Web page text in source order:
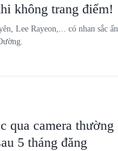
không trang điểm!
Lee Rayeon,... có nhan sắc ấn
qua camera thường
5 tháng đăng